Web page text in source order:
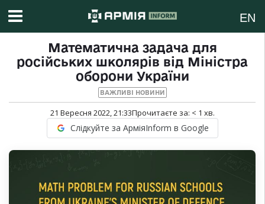
EN
Математична задача для
російських школярів від Міністра
оборони України
ВАЖЛИВІ НОВИНИ
21 Вересня 2022, 21:33Прочитаєте за: < 1 хв.
Слідкуйте за АрміяInform в Google